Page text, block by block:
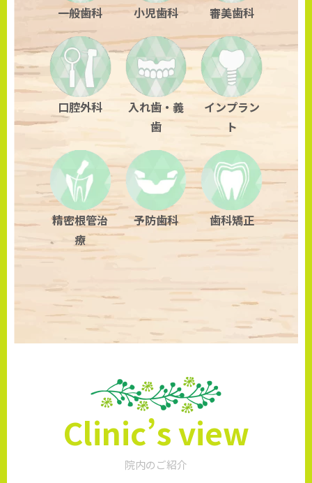
一般歯科 小児歯科 審美歯科
口腔外科
入れ歯・義
歯
インプラン
ト
精密根管治
療
予防歯科 歯科矯正
Clinic’s view
院内のご紹介